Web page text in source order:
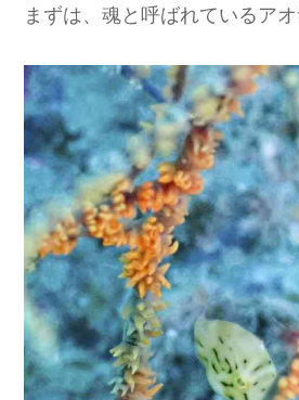
まずは、魂と呼ばれているアオ